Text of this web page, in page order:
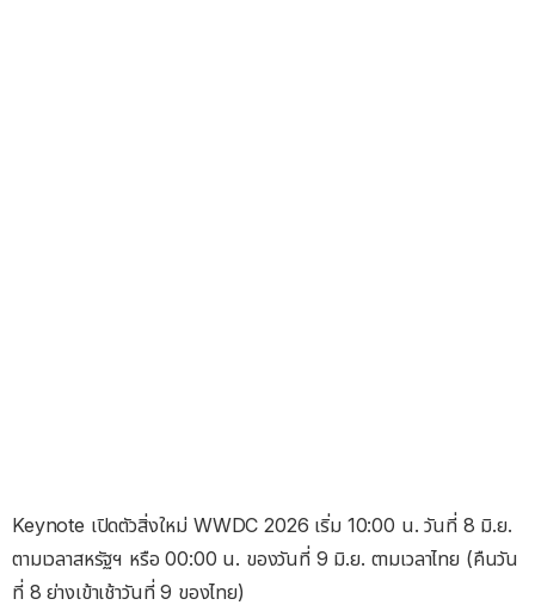
Keynote เปิดตัวสิ่งใหม่ WWDC 2026 เริ่ม 10:00 น. วันที่ 8 มิ.ย.
ตามเวลาสหรัฐฯ หรือ 00:00 น. ของวันที่ 9 มิ.ย. ตามเวลาไทย (คืนวัน
ที่ 8 ย่างเข้าเช้าวันที่ 9 ของไทย)